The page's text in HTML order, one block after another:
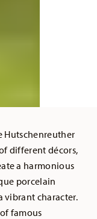
Hutschenreuther
different décors,
a harmonious
porcelain
vibrant character.
famous